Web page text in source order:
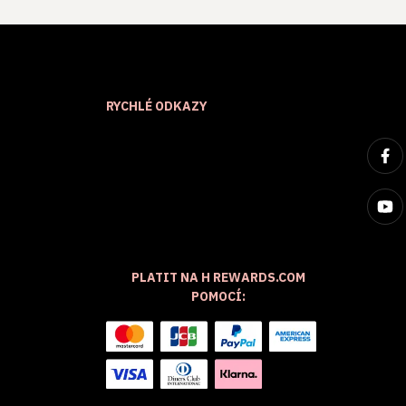
RYCHLÉ ODKAZY
PLATIT NA H REWARDS.COM
POMOCÍ: